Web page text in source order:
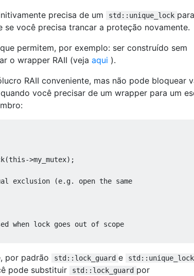
precisa de um
std::unique_lock
você precisa trancar a proteção novamente.
permitem, por exemplo: ser construído sem
o wrapper RAII (veja aqui ).
RAII conveniente, mas não pode bloquear
você precisar de um wrapper para um
(this->my_mutex);
exclusion (e.g. open the same
when lock goes out of scope
por padrão std::lock_guard e std::unique_lock
pode substituir
std::lock_guard por